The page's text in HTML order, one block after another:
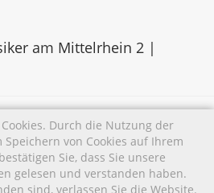
Durch die Nutzung der
von Cookies auf Ihrem
Sie, dass Sie unsere
gelesen und verstanden haben.
sind, verlassen Sie die Website.
am Mittelrhein 2 |
Inhalt dieses Wikis unter der folgenden Lizenz